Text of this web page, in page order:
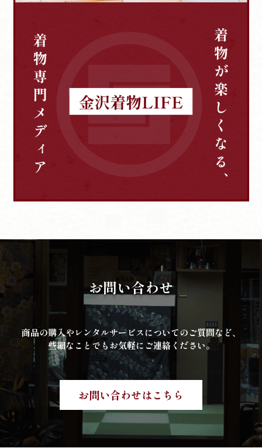
お問い合わせ
商品の購入やレンタルサービスについてのご質問など、
些細なことでもお気軽にご連絡ください。
お問い合わせはこちら